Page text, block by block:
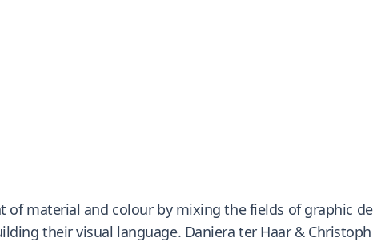
of material and colour by mixing the fields of graphic
their visual language. Daniera ter Haar &